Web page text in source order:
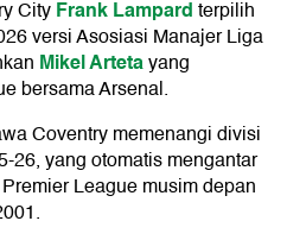
CityFrank Lampardterpilih
versi Asosiasi Manajer Liga
Mikel Artetayang
bersama Arsenal.
Coventry memenangi divisi
26, yang otomatis mengantar
League musim depan